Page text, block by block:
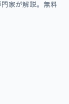
家が解説。無料